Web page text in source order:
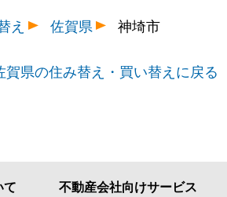
え
佐賀県 神埼市
賀県の住み替え・買い替えに戻る
て 不動産会社向けサービス